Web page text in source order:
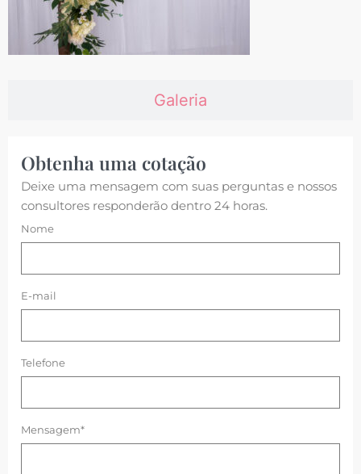
Galeria
Obtenha uma cotação
Deixe uma mensagem com suas perguntas e nossos
consultores responderão dentro 24 horas.
Nome
E-mail
Telefone
Mensagem*